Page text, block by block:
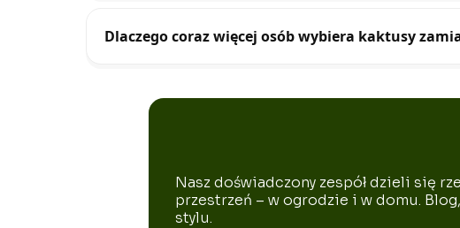
Dlaczego coraz więcej osób wybiera kaktusy
Nasz doświadczony zespół dzieli się
przestrzeń – w ogrodzie i w domu.
stylu.